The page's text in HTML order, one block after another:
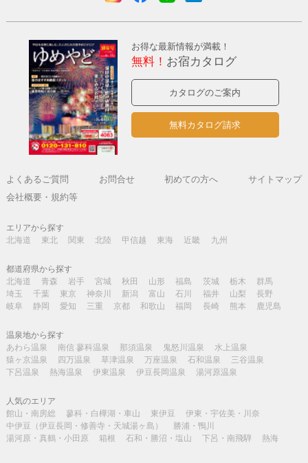
お得な最新情報が満載！
無料！ お宿カタログ
カタログのご案内
無料カタログ請求
よくあるご質問 お問合せ 初めての方へ
サイトマップ
会社概要・規約等
エリアから探す
北海道
東北 関東 北陸 甲信越 東海 近畿 九州
都道府県から探す
北海道
青森 岩手 宮城 秋田 山形 福島 茨城 栃木
群馬
埼玉
千葉 東京 神奈川 新潟 富山 石川 福井 山梨
長野
岐阜
静岡 愛知 三重 京都 和歌山 福岡 長崎 熊本 鹿児島
温泉地から探す
あわら温泉
南信 蓼科温泉 那須温泉 鬼怒川温泉
水上温泉
猿ヶ京温泉
四万温泉 草津温泉 万座温泉 石和温泉
三谷温泉
下呂温泉
熱海温泉 伊東温泉 伊豆長岡温泉 湯河原温泉
人気のエリア
館山・南房総
蓼科・白樺湖・車山 東伊豆
伊東・宇佐美・川奈
中伊豆（伊豆長岡・修善寺・天城湯ヶ島）
勝浦・鴨川
湯河原・真鶴・小田原
箱根 石和・勝沼・塩山 下呂・南飛騨 熱海